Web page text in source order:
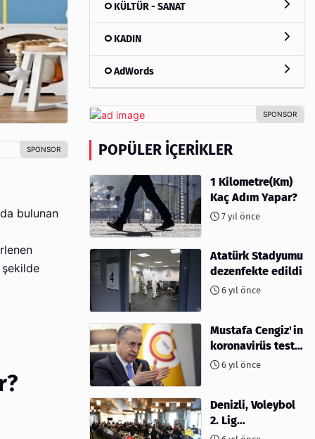
bulunan
şekilde
KÜLTÜR - SANAT
KADIN
AdWords
POPÜLER İÇERIKLER
1 Kilometre(Km)
Kaç Adım Yapar?
7 yıl önce
Atatürk Stadyumu
dezenfekte edildi
6 yıl önce
Mustafa Cengiz'in
koronavirüs test
sonucu açıklandı
6 yıl önce
Denizli, Voleybol
2. Lig
müsabakalarına